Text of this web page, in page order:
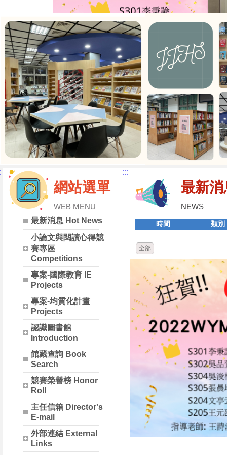
網站選單
WEB MENU
最新消息 Hot News
小論文與閱讀心得競
賽專區
Competitions
專案-國際教育 IE
Projects
專案-均質化計畫
Projects
認識圖書館
Introduction
館藏查詢 Book
Search
競賽榮譽榜 Honor
Roll
主任信箱 Director's
E-mail
外部連結 External
Links
:::
最新消
NEWS
時間 類別
全部